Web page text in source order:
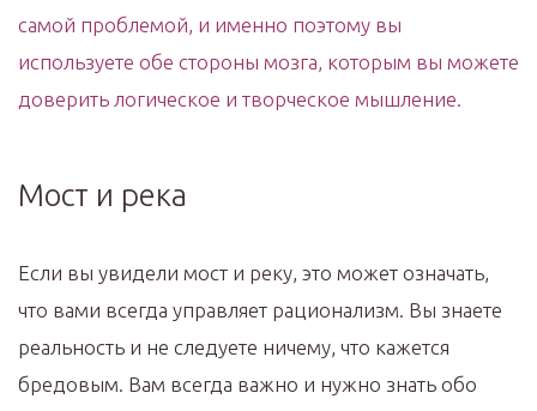
самой проблемой, и именно поэтому вы
используете обе стороны мозга, которым вы можете
доверить логическое и творческое мышление.
Мост и река
Если вы увидели мост и реку, это может означать,
что вами всегда управляет рационализм. Вы знаете
реальность и не следуете ничему, что кажется
бредовым. Вам всегда важно и нужно знать обо